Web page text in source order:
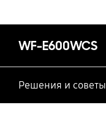
WF-E600WCS
Решения и советы